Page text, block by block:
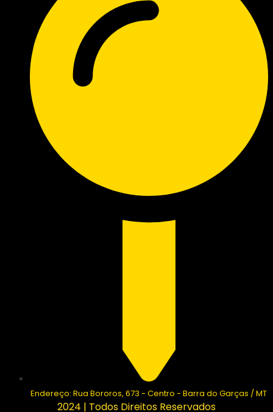
Endereço: Rua Bororos, 673 - Centro - Barra do Garças / MT
2024 | Todos Direitos Reservados